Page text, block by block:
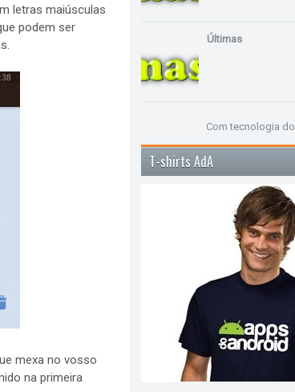
letras maiúsculas
podem ser
mexa no vosso
na primeira
Últimas
Com tecnologia do
T-shirts AdA